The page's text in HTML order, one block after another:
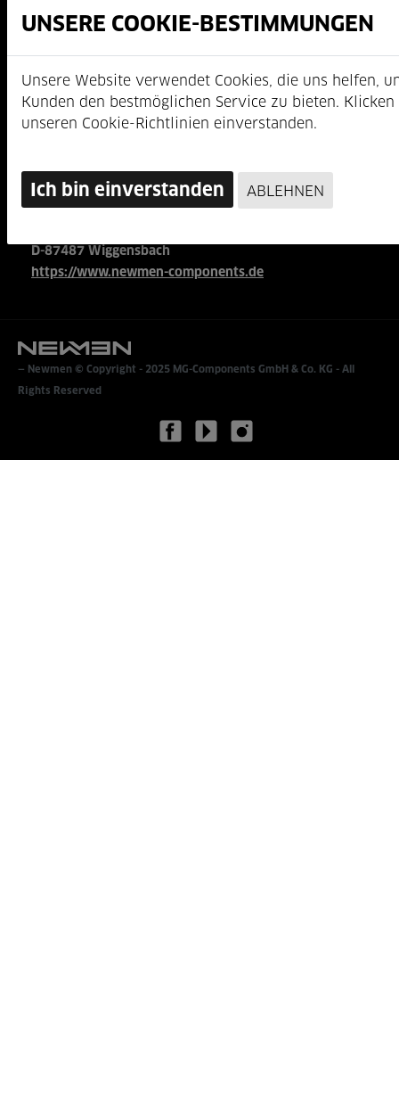
OEM Portal
Widerrufsbelehrung
MG-Components GmbH & Co. KG
D-87487 Wiggensbach
https://www.newmen-components.de
Newmen © Copyright - 2025 MG-Components GmbH & Co. KG - All
Rights Reserved